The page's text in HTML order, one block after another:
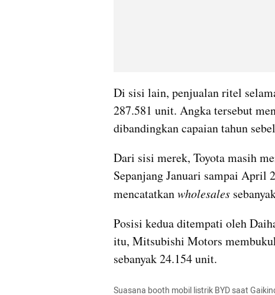
Di sisi lain, penjualan ritel
287.581 unit. Angka tersebut
dibandingkan capaian tahun
Dari sisi merek, Toyota masih
Sepanjang Januari sampai April
mencatatkan wholesales
Posisi kedua ditempati oleh
itu, Mitsubishi Motors
sebanyak 24.154 unit.
Suasana booth mobil listrik BYD saat